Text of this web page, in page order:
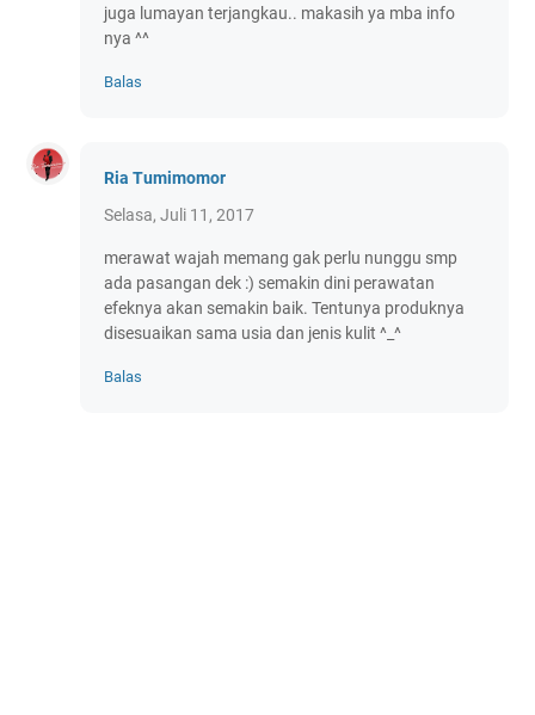
juga lumayan terjangkau.. makasih ya mba info
nya ^^
Balas
Ria Tumimomor
Selasa, Juli 11, 2017
merawat wajah memang gak perlu nunggu smp
ada pasangan dek :) semakin dini perawatan
efeknya akan semakin baik. Tentunya produknya
disesuaikan sama usia dan jenis kulit ^_^
Balas